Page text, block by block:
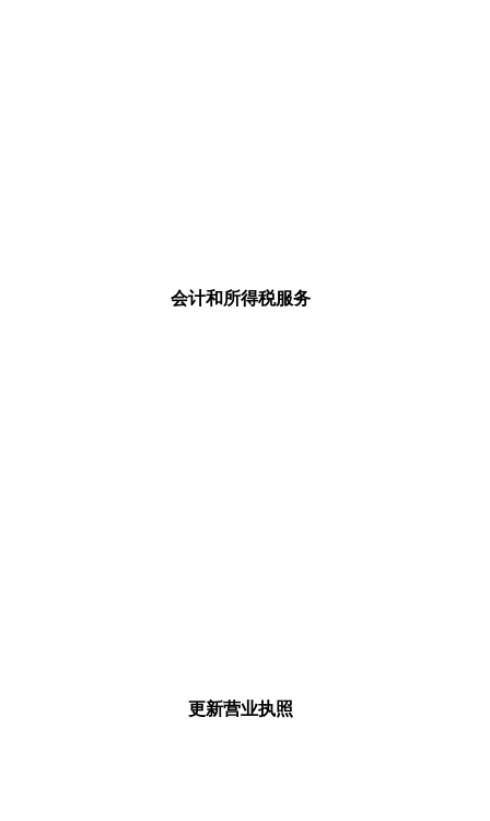
会计和所得税服务
更新营业执照